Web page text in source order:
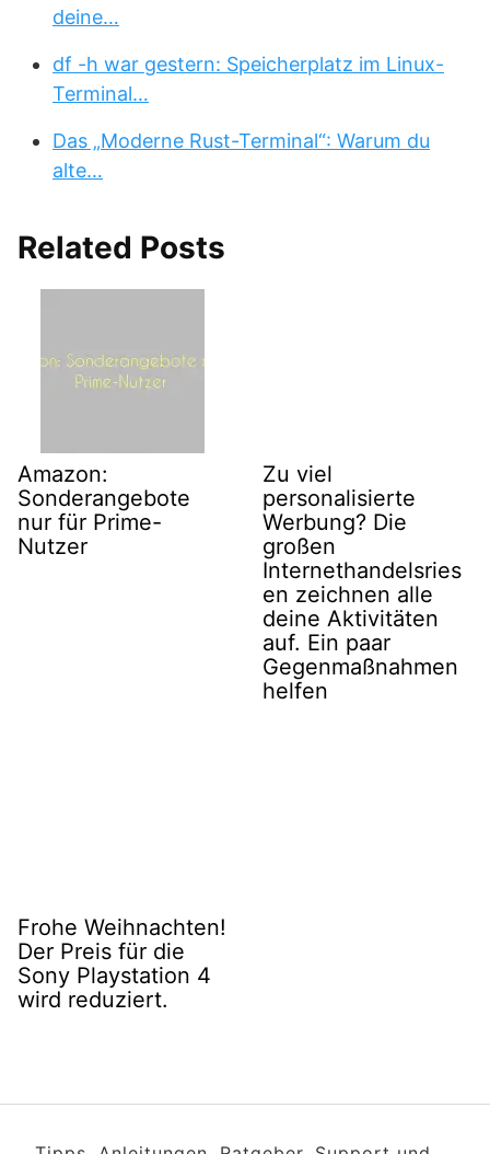
deine…
df -h war gestern: Speicherplatz im Linux-
Terminal…
Das „Moderne Rust-Terminal“: Warum du
alte…
Related Posts
Amazon:
Sonderangebote
nur für Prime-
Nutzer
Zu viel
personalisierte
Werbung? Die
großen
Internethandelsries
en zeichnen alle
deine Aktivitäten
auf. Ein paar
Gegenmaßnahmen
helfen
Frohe Weihnachten!
Der Preis für die
Sony Playstation 4
wird reduziert.